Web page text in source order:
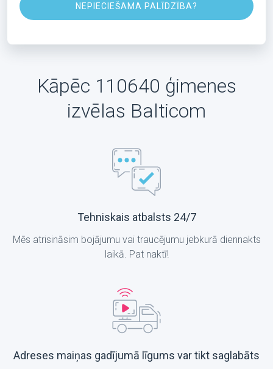
NEPIECIEŠAMA PALĪDZĪBA?
Kāpēc 110640 ģimenes
izvēlas Balticom
Tehniskais atbalsts 24/7
Mēs atrisināsim bojājumu vai traucējumu jebkurā diennakts
laikā. Pat naktī!
Adreses maiņas gadījumā līgums var tikt saglabāts